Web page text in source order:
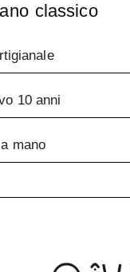
classico
10 anni
mano